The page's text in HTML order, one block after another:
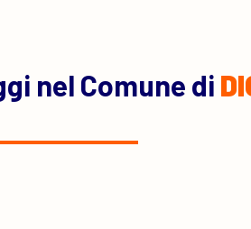
nel Comune di